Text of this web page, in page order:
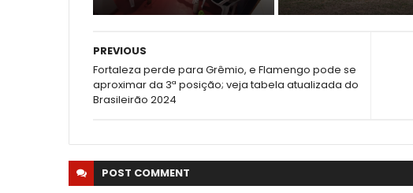
PREVIOUS
Fortaleza perde para Grêmio, e Flamengo pode se
aproximar da 3ª posição; veja tabela atualizada do
Brasileirão 2024
POST COMMENT